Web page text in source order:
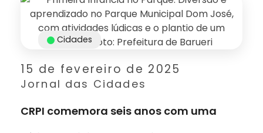
15 de fevereiro de 2025
Jornal das Cidades
Cidades
CRPI comemora seis anos com uma